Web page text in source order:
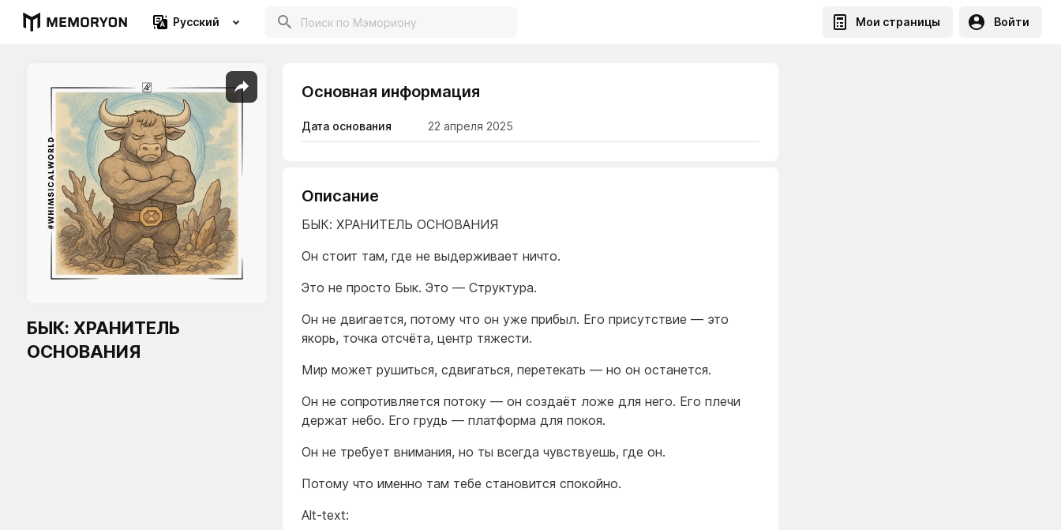
Русский Мои страницы Войти
БЫК: ХРАНИТЕЛЬ
ОСНОВАНИЯ
Основная информация
Дата основания 22 апреля 2025
Описание
БЫК: ХРАНИТЕЛЬ ОСНОВАНИЯ
Он стоит там, где не выдерживает ничто.
Это не просто Бык. Это — Структура.
Он не двигается, потому что он уже прибыл. Его присутствие — это
якорь, точка отсчёта, центр тяжести.
Мир может рушиться, сдвигаться, перетекать — но он останется.
Он не сопротивляется потоку — он создаёт ложе для него. Его плечи
держат небо. Его грудь — платформа для покоя.
Он не требует внимания, но ты всегда чувствуешь, где он.
Потому что именно там тебе становится спокойно.
Alt-text: